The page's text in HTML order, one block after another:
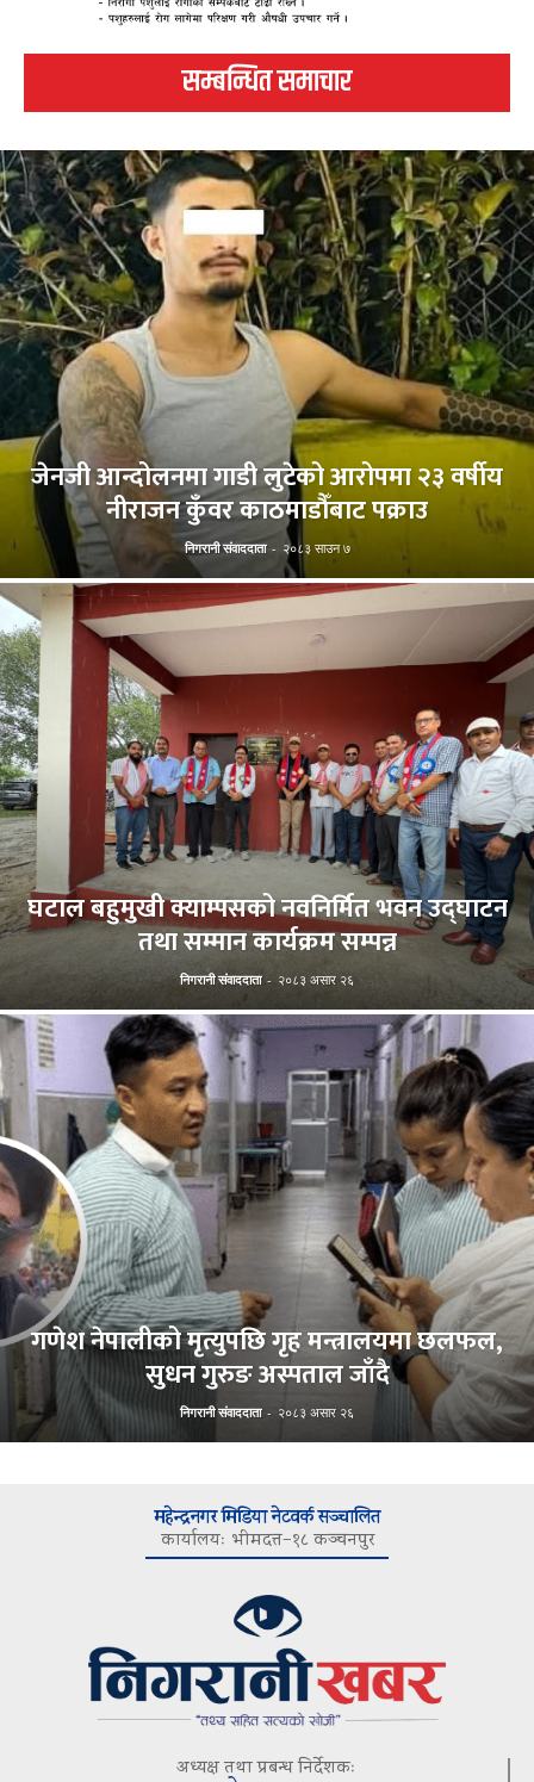
सम्बन्धित समाचार
जेनजी आन्दोलनमा गाडी लुटेको आरोपमा २३ वर्षीय
नीराजन कुँवर काठमाडौँबाट पक्राउ
निगरानी संवाददाता - २०८३ साउन ७
घटाल बहुमुखी क्याम्पसको नवनिर्मित भवन उद्घाटन
तथा सम्मान कार्यक्रम सम्पन्न
निगरानी संवाददाता - २०८३ असार २६
गणेश नेपालीको मृत्युपछि गृह मन्त्रालयमा छलफल,
सुधन गुरुङ अस्पताल जाँदै
निगरानी संवाददाता - २०८३ असार २६
महेन्द्रनगर मिडिया नेटवर्क सञ्चालित
कार्यालयः भीमदत्त–१८ कञ्चनपुर
अध्यक्ष तथा प्रबन्ध निर्देशकः